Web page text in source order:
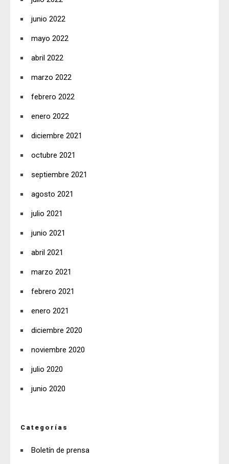
junio 2022
mayo 2022
abril 2022
marzo 2022
febrero 2022
enero 2022
diciembre 2021
octubre 2021
septiembre 2021
agosto 2021
julio 2021
junio 2021
abril 2021
marzo 2021
febrero 2021
enero 2021
diciembre 2020
noviembre 2020
julio 2020
junio 2020
Categorías
Boletín de prensa